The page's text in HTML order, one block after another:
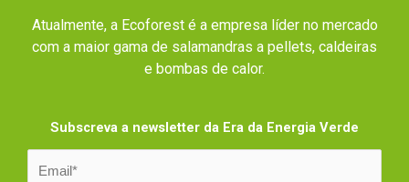
Atualmente, a Ecoforest é a empresa líder no mercado
com a maior gama de salamandras a pellets, caldeiras
e bombas de calor.
Subscreva a newsletter da Era da Energia Verde